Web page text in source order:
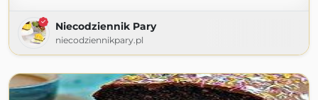
Niecodziennik Pary
niecodziennikpary.pl